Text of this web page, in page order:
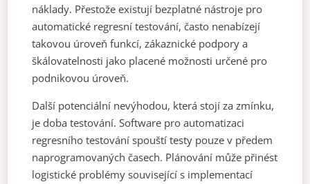
náklady. Přestože existují bezplatné nástroje pro
automatické regresní testování, často nenabízejí
takovou úroveň funkcí, zákaznické podpory a
škálovatelnosti jako placené možnosti určené pro
podnikovou úroveň.
Další potenciální nevýhodou, která stojí za zmínku,
je doba testování. Software pro automatizaci
regresního testování spouští testy pouze v předem
naprogramovaných časech. Plánování může přinést
logistické problémy související s implementací